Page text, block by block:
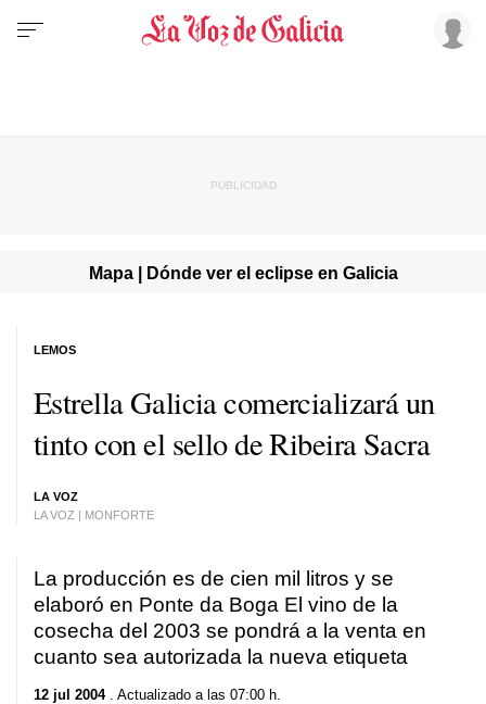
Mapa | Dónde ver el eclipse en Galicia
Estrella Galicia comercializará un
tinto con el sello de Ribeira Sacra
LA VOZ
LA VOZ | MONFORTE
LEMOS
La producción es de cien mil litros y se
elaboró en Ponte da Boga El vino de la
cosecha del 2003 se pondrá a la venta en
cuanto sea autorizada la nueva etiqueta
12 jul 2004. Actualizado a las 07:00 h.